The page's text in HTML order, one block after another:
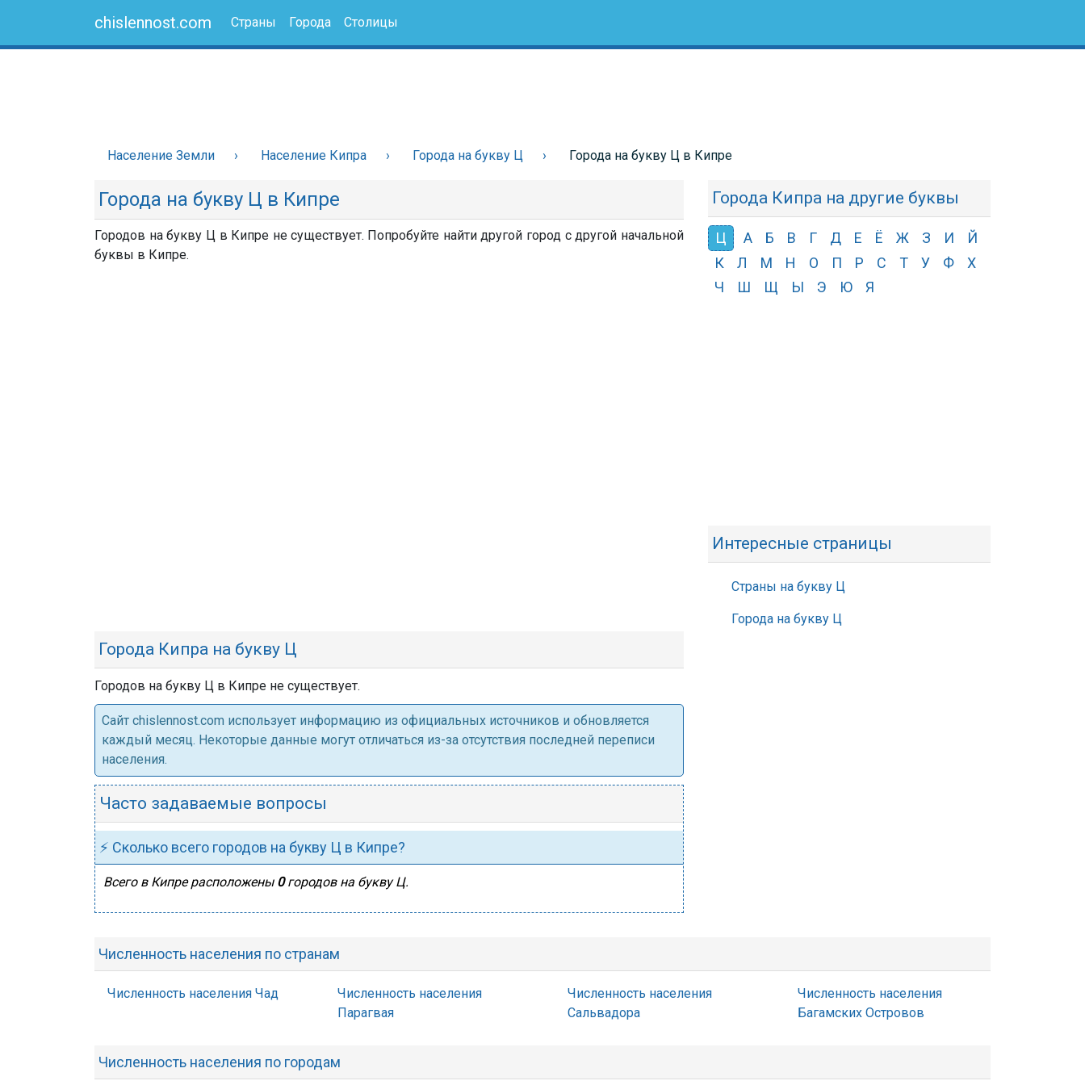
chislennost.com Страны Города Столицы
Население Земли Население Кипра Города на букву Ц Города на букву Ц в Кипре
Города на букву Ц в Кипре
Городов на букву Ц в Кипре не существует. Попробуйте найти другой город с другой начальной
буквы в Кипре.
Города Кипра на букву Ц
Городов на букву Ц в Кипре не существует.
Cайт chislennost.com использует информацию из официальных источников и обновляется
каждый месяц. Некоторые данные могут отличаться из-за отсутствия последней переписи
населения.
Часто задаваемые вопросы
⚡ Сколько всего городов на букву Ц в Кипре?
Всего в Кипре расположены 0городов на букву Ц.
Города Кипра на другие буквы
Ц А Б В Г Д Е Ё Ж З И
Й
К
Л М Н О П Р С Т У Ф
Х
Ч
Ш Щ Ы Э Ю Я
Интересные страницы
Страны на букву Ц
Города на букву Ц
Численность населения по странам
Численность населения Чад
Численность населения
Парагвая
Численность населения
Сальвадора
Численность населения
Багамских Островов
Численность населения по городам